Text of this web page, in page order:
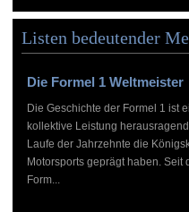
Listen bedeutender
Die Formel 1 Weltmeister
Die Geschichte der Formel 1 ist
kollektive Leistung
Laufe der Jahrzehnte die
Motorsports geprägt haben. Seit
Form...